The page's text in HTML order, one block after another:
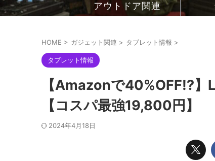
アウトドア関連
HOME > ガジェット関連 > タブレット情報 >
タブレット情報
【Amazonで40%OFF!?
【コスパ最強19,800円】
2024年4月18日